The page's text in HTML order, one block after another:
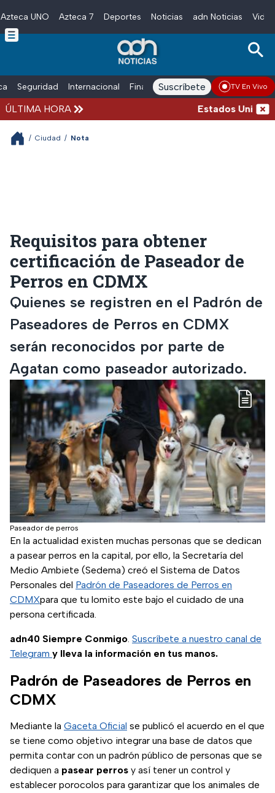
Skip to main content
Azteca UNO Azteca 7 Deportes Noticias adn Noticias
Seguridad Internacional Finanzas adn Noticias Radio
Suscríbete TV En Vivo
ÚLTIMA HORA Estados Unidos
/ Ciudad / Nota
Requisitos para obtener
certificación de Paseador de
Perros en CDMX
Quienes se registren en el Padrón de
Paseadores de Perros en CDMX
serán reconocidos por parte de
Agatan como paseador autorizado.
Paseador de perros
En la actualidad existen muchas personas que se dedican
a pasear perros en la capital, por ello, la Secretaría del
Medio Ambiete (Sedema) creó el Sistema de Datos
Personales del Padrón de Paseadores de Perros en
CDMXpara que tu lomito este bajo el cuidado de una
persona certificada.
adn40 Siempre Conmigo. Suscríbete a nuestro canal de
Telegram y lleva la información en tus manos.
Padrón de Paseadores de Perros en
CDMX
Mediante la Gaceta Oficial se publicó el acuerdo en el que
se tiene como objetivo integrar una base de datos que
permita contar con un padrón público de personas que se
dediquen a pasear perros y así tener un control y
establecer porocolos para garantizar que los animales de